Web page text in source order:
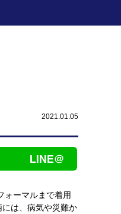
2021.01.05
ォーマルまで着用
は、病気や災難か